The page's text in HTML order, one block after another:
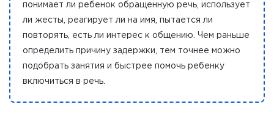
понимает ли ребенок обращенную речь, использует
ли жесты, реагирует ли на имя, пытается ли
повторять, есть ли интерес к общению. Чем раньше
определить причину задержки, тем точнее можно
подобрать занятия и быстрее помочь ребенку
включиться в речь.